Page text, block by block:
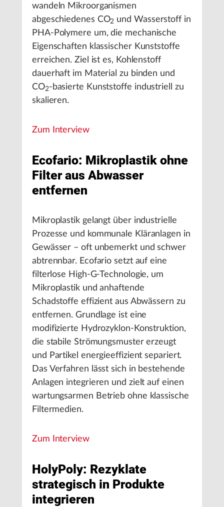
wandeln Mikroorganismen
abgeschiedenes CO2 und Wasserstoff in
PHA-Polymere um, die mechanische
Eigenschaften klassischer Kunststoffe
erreichen. Ziel ist es, Kohlenstoff
dauerhaft im Material zu binden und
CO2-basierte Kunststoffe industriell zu
skalieren.
Zum Interview
Ecofario: Mikroplastik ohne
Filter aus Abwasser
entfernen
Mikroplastik gelangt über industrielle
Prozesse und kommunale Kläranlagen in
Gewässer – oft unbemerkt und schwer
abtrennbar. Ecofario setzt auf eine
filterlose High-G-Technologie, um
Mikroplastik und anhaftende
Schadstoffe effizient aus Abwässern zu
entfernen. Grundlage ist eine
modifizierte Hydrozyklon-Konstruktion,
die stabile Strömungsmuster erzeugt
und Partikel energieeffizient separiert.
Das Verfahren lässt sich in bestehende
Anlagen integrieren und zielt auf einen
wartungsarmen Betrieb ohne klassische
Filtermedien.
Zum Interview
HolyPoly: Rezyklate
strategisch in Produkte
integrieren